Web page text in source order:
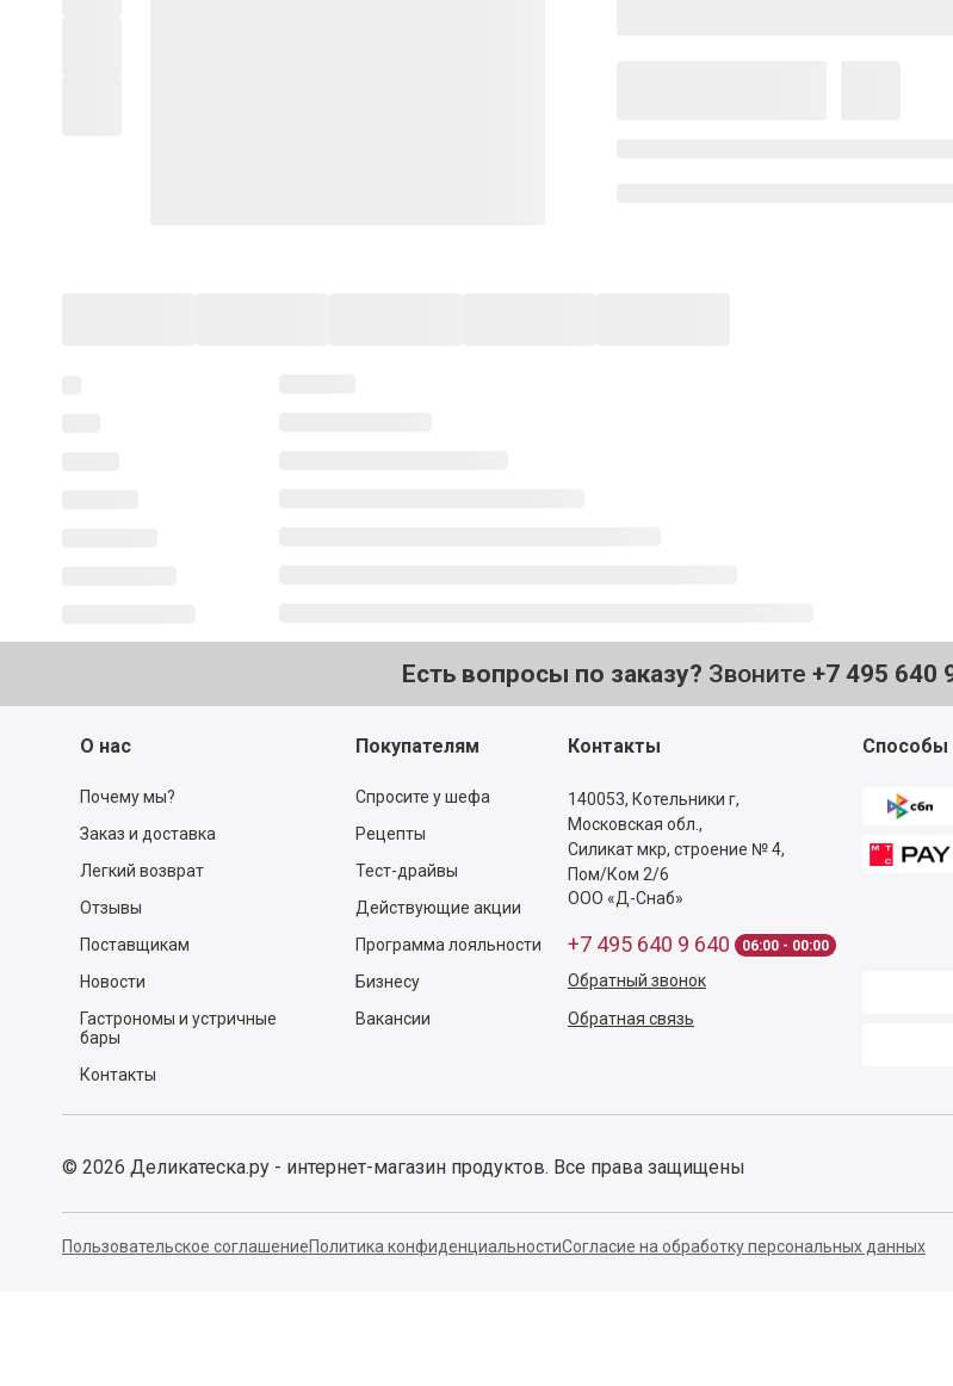
Есть вопросы по заказу? Звоните +7 495 640
О нас
Почему мы?
Заказ и доставка
Легкий возврат
Отзывы
Поставщикам
Новости
Гастрономы и устричные
бары
Контакты
Покупателям
Спросите у шефа
Рецепты
Тест-драйвы
Действующие акции
Программа лояльности
Бизнесу
Вакансии
Контакты
140053, Котельники г,
Московская обл.,
Силикат мкр, строение № 4,
Пом/Ком 2/6
ООО «Д-Снаб»
+7 495 640 9 640 06:00 - 00:00
Обратный звонок
Обратная связь
Способы
© 2026 Деликатеска.ру - интернет-магазин продуктов. Все права защищены
Пользовательское соглашениеПолитика конфиденциальностиСогласие на обработку персональных данных